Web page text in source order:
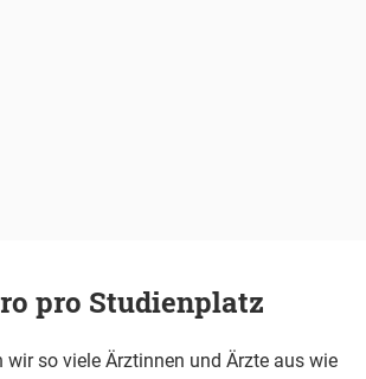
pro Studienplatz
wir so viele Ärztinnen und Ärzte aus wie